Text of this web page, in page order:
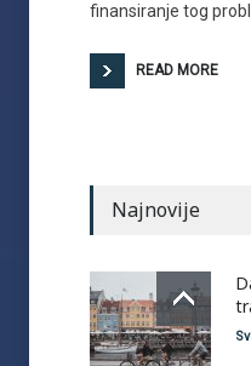
finansiranje tog
READ MORE
Najnovije